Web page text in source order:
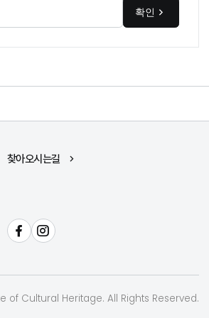
확인
찾아오시는길
페이스북인스타그램
of Cultural Heritage. All Rights Reserved.